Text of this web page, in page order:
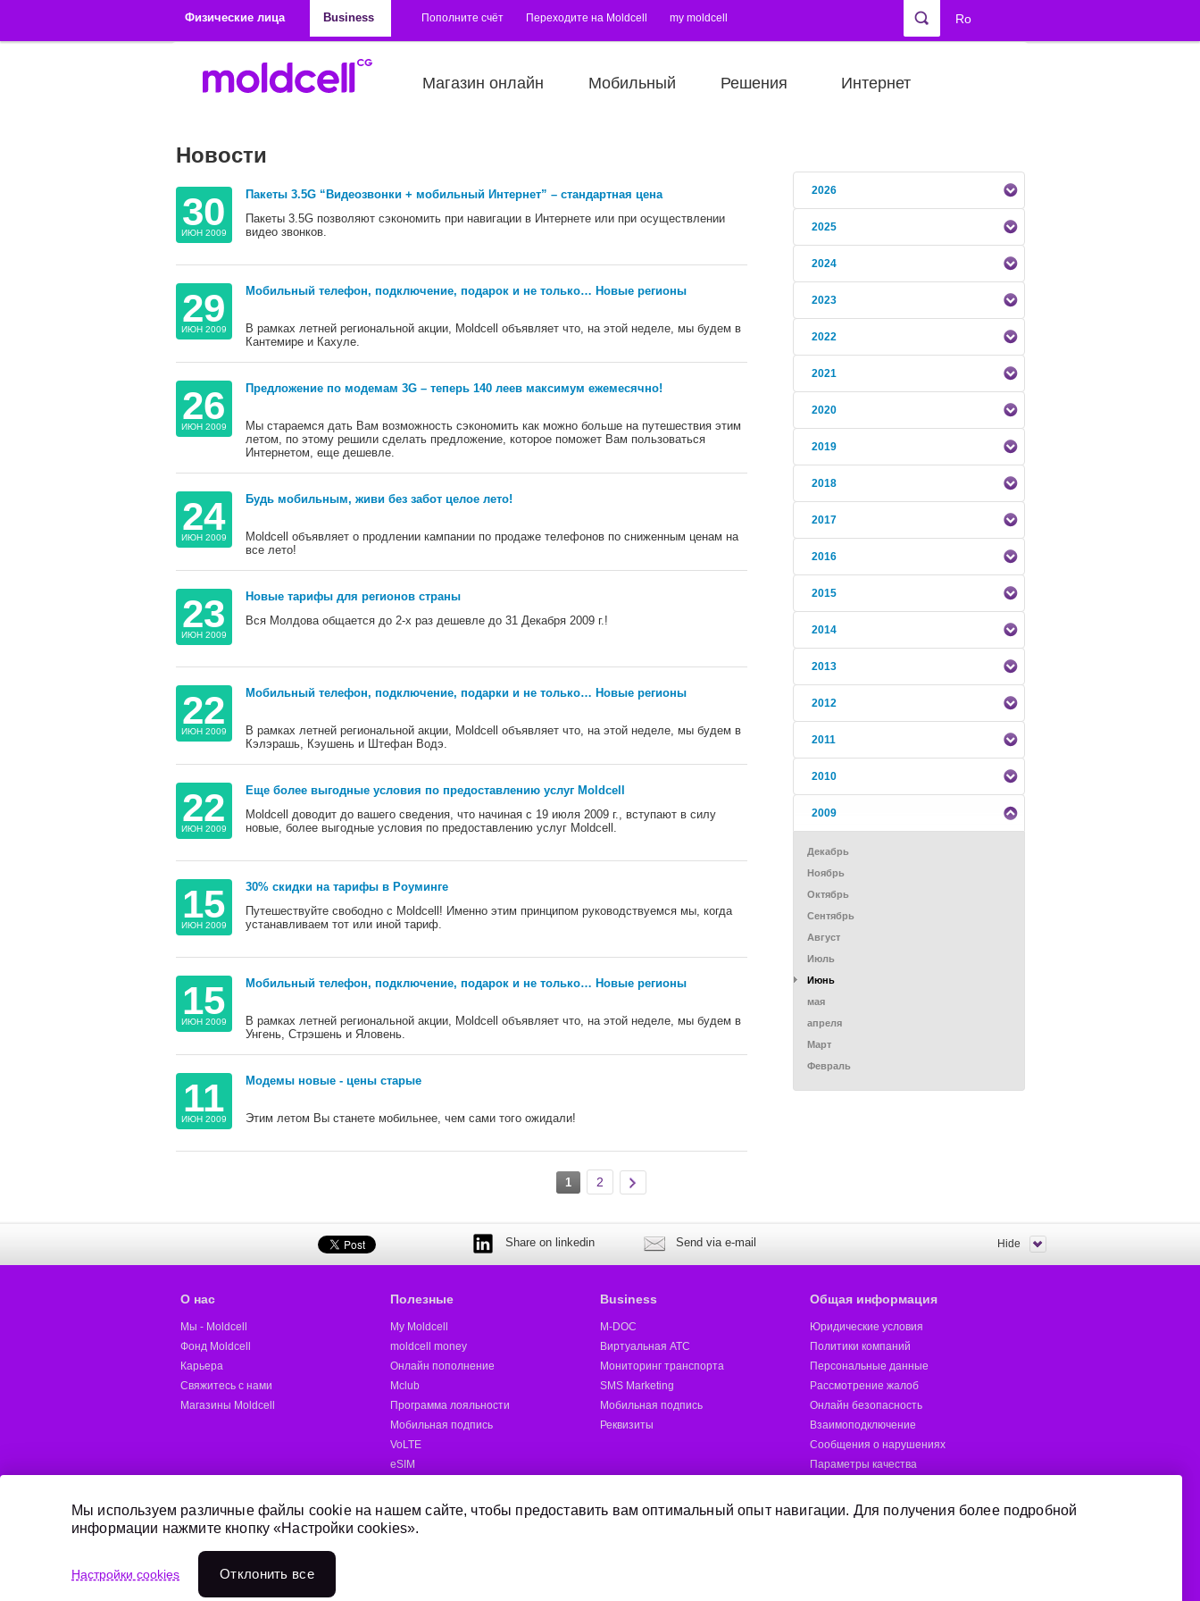
Физические лица
Business Пополните счёт Переходите на Moldcell my moldcell Ro
Магазин онлайн Мобильный Решения Интернет
Новости
30
ИЮН 2009
Пакеты 3.5G “Видеозвонки + мобильный Интернет” – стандартная цена
Пакеты 3.5G позволяют сэкономить при навигации в Интернете или при осуществлении
видео звонков.
29
ИЮН 2009
Мобильный телефон, подключение, подарок и не только… Новые регионы
В рамках летней региональной акции, Moldcell объявляет что, на этой неделе, мы будем в
Кантемире и Кахуле.
26
ИЮН 2009
Предложение по модемам 3G – теперь 140 леев максимум ежемесячно!
Мы стараемся дать Вам возможность сэкономить как можно больше на путешествия этим
летом, по этому решили сделать предложение, которое поможет Вам пользоваться
Интернетом, еще дешевле.
24
ИЮН 2009
Будь мобильным, живи без забот целое лето!
Moldcell объявляет о продлении кампании по продаже телефонов по сниженным ценам на
все лето!
23
ИЮН 2009
Новые тарифы для регионов страны
Вся Молдова общается до 2-х раз дешевле до 31 Декабря 2009 г.!
22
ИЮН 2009
Мобильный телефон, подключение, подарки и не только… Новые регионы
В рамках летней региональной акции, Moldcell объявляет что, на этой неделе, мы будем в
Кэлэрашь, Кэушень и Штефан Водэ.
22
ИЮН 2009
Еще более выгодные условия по предоставлению услуг Moldcell
Moldcell доводит до вашего сведения, что начиная с 19 июля 2009 г., вступают в силу
новые, более выгодные условия по предоставлению услуг Moldcell.
15
ИЮН 2009
30% скидки на тарифы в Роуминге
Путешествуйте свободно с Moldcell! Именно этим принципом руководствуемся мы, когда
устанавливаем тот или иной тариф.
15
ИЮН 2009
Мобильный телефон, подключение, подарок и не только… Новые регионы
В рамках летней региональной акции, Moldcell объявляет что, на этой неделе, мы будем в
Унгень, Стрэшень и Яловень.
11
ИЮН 2009
Модемы новые - цены старые
Этим летом Вы станете мобильнее, чем сами того ожидали!
2026
2025
2024
2023
2022
2021
2020
2019
2018
2017
2016
2015
2014
2013
2012
2011
2010
2009
Декабрь
Ноябрь
Октябрь
Сентябрь
Август
Июль
Июнь
мая
апреля
Mарт
Февраль
Страницы
1 2
Share on linkedin Send via e-mail Hide
О нас
Мы - Moldcell
Фонд Moldcell
Карьера
Свяжитесь с нами
Магазины Moldcell
Полезные
My Moldcell
moldcell money
Онлайн пополнение
Mclub
Программа лояльности
Мобильная подпись
VoLTE
eSIM
Business
M-DOC
Виртуальная АТС
Мониторинг транспорта
SMS Marketing
Мобильная подпись
Реквизиты
Общая информация
Юридические условия
Политики компаний
Персональные данные
Рассмотрение жалоб
Онлайн безопасность
Взаимоподключение
Сообщения о нарушениях
Параметры качества
Онлайн пополнение
Мы используем различные файлы cookie на нашем сайте, чтобы предоставить вам оптимальный опыт навигации. Для получения более подробной
информации нажмите кнопку «Настройки cookies».
Настройки cookies Отклонить всe